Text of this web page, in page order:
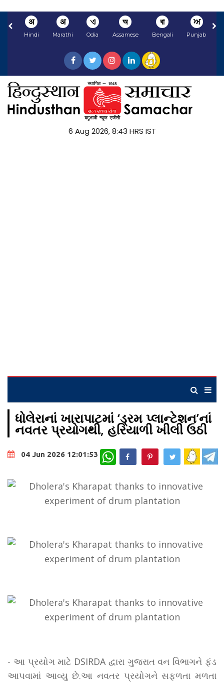
अ
Hindi
अ
Marathi
ଏ
Odia
অ
Assamese
বা
Bengali
ਅ
Punjabi
6 Aug 2026, 8:43 HRS IST
ધોલેરાનાં ખારાપાટમાં ‘ડ્રમ પ્લાન્ટેશન’નાં
નવતર પ્રયોગથી, હરિયાળી ખીલી ઉઠી
04 Jun 2026 12:01:53 WhatsApp
- આ પ્રયોગ માટે DSIRDA દ્વારા ગુજરાત વન વિભાગને ફંડ
આપવામાં આવ્યુ છે.આ નવતર પ્રયોગને સફળતા મળતા